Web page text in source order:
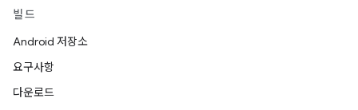
빌드
Android 저장소
요구사항
다운로드